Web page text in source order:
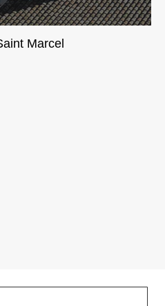
Marcel